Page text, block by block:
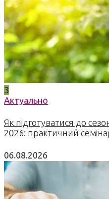
3
Актуально
Як підготуватися до
2026: практичний
06.08.2026